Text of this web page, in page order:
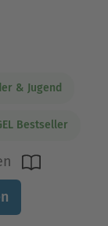
& Jugend
Bestseller